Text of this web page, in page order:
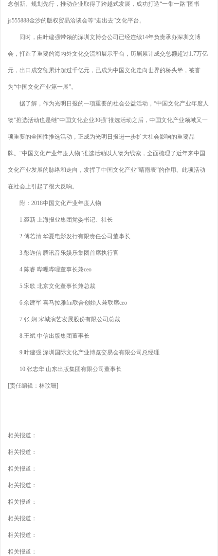
念创新、规划先行，推动企业取得了跨越式发展，成功打造“一带一路”图书
js555888金沙的版权贸易洽谈会等“走出去”文化平台。
同时，由叶建强带领的深圳文博会公司已经连续14年负责承办深圳文博
会，打造了重要的海内外文化交流和展示平台，历届累计成交总额超过1.7万亿
元，出口成交额累计超过千亿元，已成为中国文化走向世界的桥头堡，被誉
为“中国文化产业第一展”。
据了解，作为光明日报的一项重要的社会公益活动，“中国文化产业年度人
物”推选活动也是继“中国文化企业30强”推选活动之后，中国文化产业领域又一
项重要的全国性推选活动，正成为光明日报进一步扩大社会影响的重要品
牌。“中国文化产业年度人物”推选活动以人物为线索，全面梳理了近年来中国
文化产业发展的脉络和走向，发挥了中国文化产业“晴雨表”的作用。此项活动
在社会上引起了很大反响。
附：2018中国文化产业年度人物
1.裘新 上海报业集团党委书记、社长
2.傅若清 华夏电影发行有限责任公司董事长
3.彭迦信 腾讯音乐娱乐集团首席执行官
4.陈睿 哔哩哔哩董事长兼ceo
5.宋歌 北京文化董事长兼总裁
6.余建军 喜马拉雅fm联合创始人兼联席ceo
7.张 娴 宋城演艺发展股份有限公司总裁
8.王斌 中信出版集团董事长
9.叶建强 深圳国际文化产业博览交易会有限公司总经理
10.张志华 山东出版集团有限公司董事长
[责任编辑：林玟珊]
相关报道：
相关报道：
相关报道：
相关报道：
相关报道：
相关报道：
相关报道：
相关报道：